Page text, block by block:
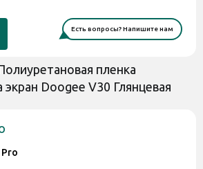
Есть вопросы? Напишите нам
пленка
экран Doogee V30 Глянцевая
Pro